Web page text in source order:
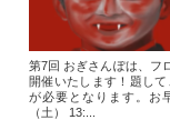
第7回 おぎさんぽは、フ
開催いたします！題し
が必要となります。
（土） 13:...